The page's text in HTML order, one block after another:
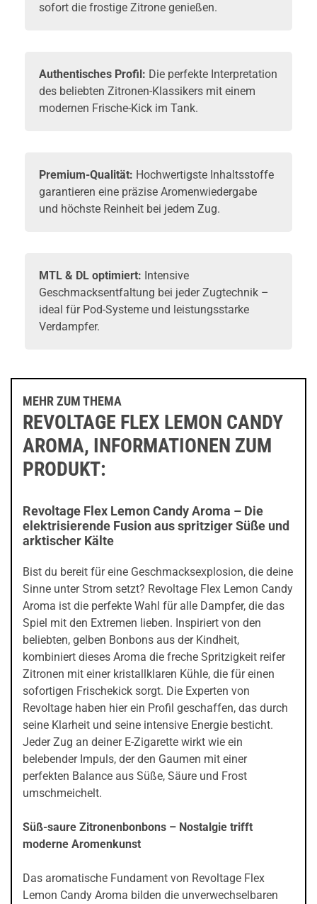
sofort die frostige Zitrone genießen.
Authentisches Profil: Die perfekte Interpretation
des beliebten Zitronen-Klassikers mit einem
modernen Frische-Kick im Tank.
Premium-Qualität: Hochwertigste Inhaltsstoffe
garantieren eine präzise Aromenwiedergabe
und höchste Reinheit bei jedem Zug.
MTL & DL optimiert: Intensive
Geschmacksentfaltung bei jeder Zugtechnik –
ideal für Pod-Systeme und leistungsstarke
Verdampfer.
MEHR ZUM THEMA
REVOLTAGE FLEX LEMON CANDY
AROMA, INFORMATIONEN ZUM
PRODUKT:
Revoltage Flex Lemon Candy Aroma – Die
elektrisierende Fusion aus spritziger Süße und
arktischer Kälte
Bist du bereit für eine Geschmacksexplosion, die deine
Sinne unter Strom setzt? Revoltage Flex Lemon Candy
Aroma ist die perfekte Wahl für alle Dampfer, die das
Spiel mit den Extremen lieben. Inspiriert von den
beliebten, gelben Bonbons aus der Kindheit,
kombiniert dieses Aroma die freche Spritzigkeit reifer
Zitronen mit einer kristallklaren Kühle, die für einen
sofortigen Frischekick sorgt. Die Experten von
Revoltage haben hier ein Profil geschaffen, das durch
seine Klarheit und seine intensive Energie besticht.
Jeder Zug an deiner E-Zigarette wirkt wie ein
belebender Impuls, der den Gaumen mit einer
perfekten Balance aus Süße, Säure und Frost
umschmeichelt.
Süß-saure Zitronenbonbons – Nostalgie trifft
moderne Aromenkunst
Das aromatische Fundament von Revoltage Flex
Lemon Candy Aroma bilden die unverwechselbaren